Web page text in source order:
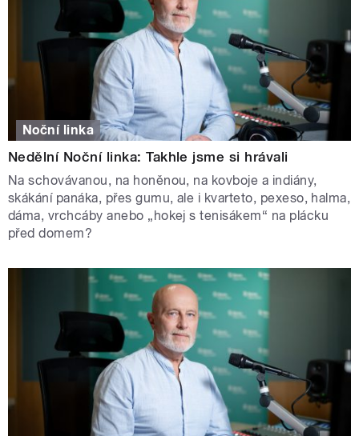
Noční linka
Nedělní Noční linka: Takhle jsme si hrávali
Na schovávanou, na honěnou, na kovboje a indiány,
skákání panáka, přes gumu, ale i kvarteto, pexeso, halma,
dáma, vrchcáby anebo „hokej s tenisákem“ na plácku
před domem?